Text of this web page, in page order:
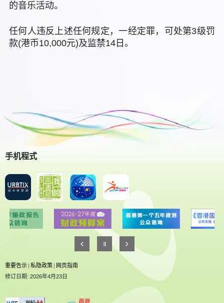
的音乐活动。
任何人违反上述任何规定，一经定罪，可处第3级罚
款(港币10,000元)及监禁14日。
手机程式
重要告示 | 私隐政策 | 网页指南
修订日期: 2026年4月23日